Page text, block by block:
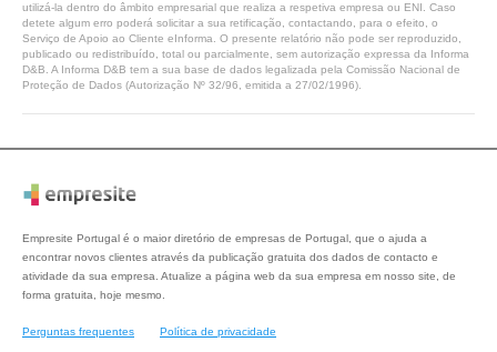
utilizá-la dentro do âmbito empresarial que realiza a respetiva empresa ou ENI. Caso
detete algum erro poderá solicitar a sua retificação, contactando, para o efeito, o
Serviço de Apoio ao Cliente eInforma. O presente relatório não pode ser reproduzido,
publicado ou redistribuído, total ou parcialmente, sem autorização expressa da Informa
D&B. A Informa D&B tem a sua base de dados legalizada pela Comissão Nacional de
Proteção de Dados (Autorização Nº 32/96, emitida a 27/02/1996).
Empresite Portugal é o maior diretório de empresas de Portugal, que o ajuda a
encontrar novos clientes através da publicação gratuita dos dados de contacto e
atividade da sua empresa. Atualize a página web da sua empresa em nosso site, de
forma gratuita, hoje mesmo.
Perguntas frequentes Política de privacidade